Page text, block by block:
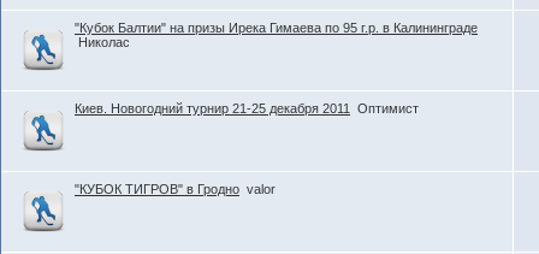
"Кубок Балтии" на призы Ирека Гимаева по 95 г.р. в Калининграде
Николас
Киев. Новогодний турнир 21-25 декабря 2011 Оптимист
"КУБОК ТИГРОВ" в Гродно valor